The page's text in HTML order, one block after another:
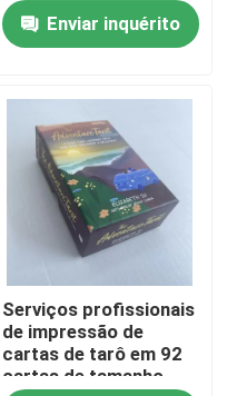
Enviar inquérito
Serviços profissionais
de impressão de
cartas de tarô em 92
cartas de tamanho